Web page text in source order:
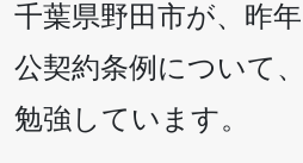
千葉県野田市が、昨年
公契約条例について、
勉強しています。